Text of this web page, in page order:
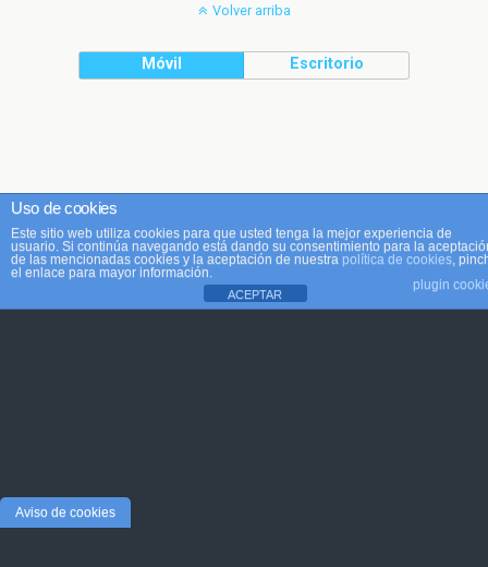
Volver arriba
Móvil Escritorio
Uso de cookies
Este sitio web utiliza cookies para que usted tenga la mejor experiencia de
usuario. Si continúa navegando está dando su consentimiento para la
de las mencionadas cookies y la aceptación de nuestra política de cookies,
el enlace para mayor información.
plugin
ACEPTAR
Aviso de cookies